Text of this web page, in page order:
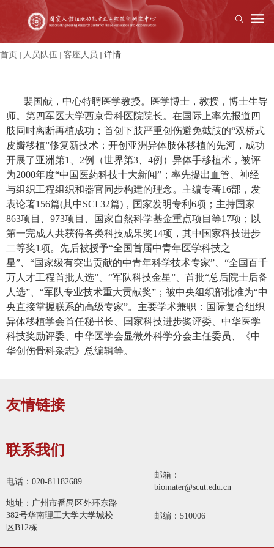
首页 人员队伍 客座人员 详情
裴国献，中心特聘医学教授。医学博士，教授，博士生导
师。第四军医大学西京骨科医院院长。在国际上率先报道四
肢同时离断再植成功；首创下肢严重创伤避免截肢的“双桥式
皮瓣移植”修复新技术；开创亚洲异体肢体移植的先河，成功
开展了亚洲第1、2例（世界第3、4例）异体手移植术，被评
为2000年度“中国医药科技十大新闻”；率先提出血管、神经
与组织工程组织和器官同步构建的理念。主编专著16部，发
表论著156篇(其中SCI 32篇)，国家发明专利6项；主持国家
863项目、973项目、国家自然科学基金重点项目等17项；以
第一完成人共获得各类科技成果奖14项，其中国家科技进步
二等奖1项。先后被授予“全国首届中青年医学科技之
星”、“国家级有突出贡献的中青年科学技术专家”、“全国百千
万人才工程首批人选”、“军队科技金星”、首批“总后院士后备
人选”、“军队专业技术重大贡献奖”；被中央组织部批准为“中
央直接掌握联系的高级专家”。主要学术兼职：国际复合组织
异体移植学会首任秘书长、国家科技进步奖评委、中华医学
科技奖励评委、中华医学会显微外科学分会主任委员、《中
华创伤骨科杂志》总编辑等。
友情链接
联系我们
电话：020-81182689
邮箱：
biomater@scut.edu.cn
地址：广州市番禺区外环东路
382号华南理工大学大学城校
区B12栋
邮编：510006